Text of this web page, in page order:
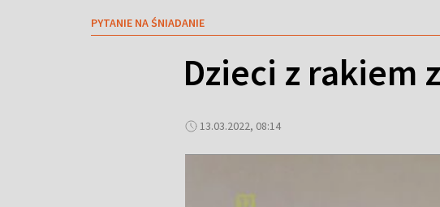
PYTANIE NA ŚNIADANIE
Dzieci z rakiem
13.03.2022, 08:14